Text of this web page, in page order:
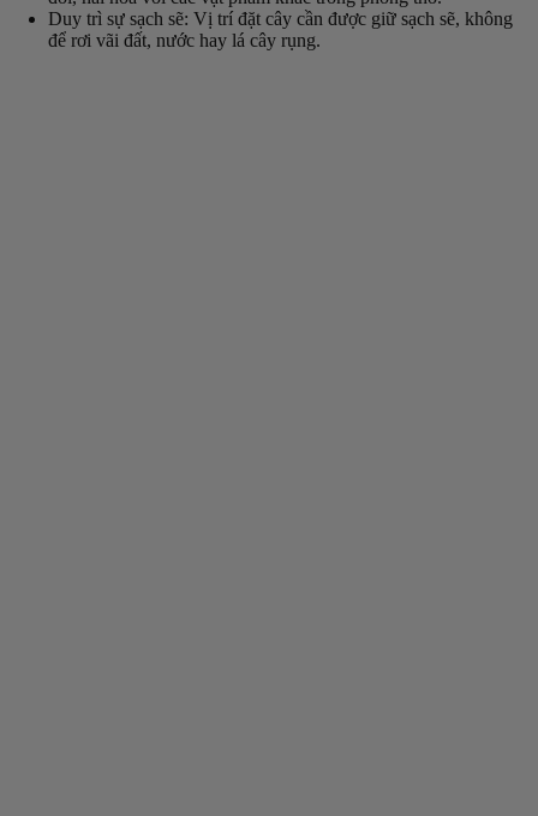
Duy trì sự sạch sẽ: Vị trí đặt cây cần được giữ sạch sẽ, không
để rơi vãi đất, nước hay lá cây rụng.